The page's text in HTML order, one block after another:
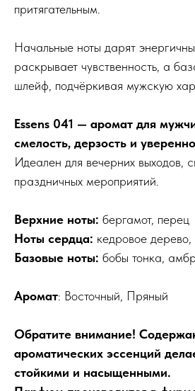
притягательным.
Начальные ноты дарят
раскрывает чувственность, а
шлейф, подчёркивая мужскую
Essens 041 — аромат для
смелость, дерзость и
Идеален для вечерних выходов,
праздничных мероприятий.
Верхние ноты: бергамот, перец
Ноты сердца: кедровое
Базовые ноты: бобы тонка,
Аромат: Восточный, Пряный
Обратите внимание!
ароматических эссенций
стойкими и насыщенными.